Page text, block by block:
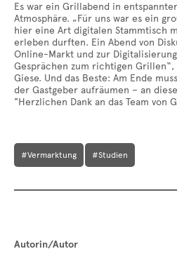
Es war ein Grillabend in
Atmosphäre. „Für uns war es ein
hier eine Art digitalen Stammtisch
erleben durften. Ein Abend von
Online-Markt und zur
Gesprächen zum richtigen Grillen“,
Giese. Und das Beste: Am Ende
der Gastgeber aufräumen – an
"Herzlichen Dank an das Team von
#Vermarktung #Studien
Autorin/Autor